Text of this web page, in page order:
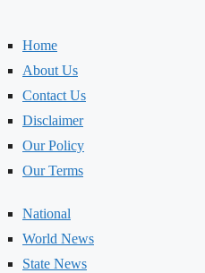
Home
About Us
Contact Us
Disclaimer
Our Policy
Our Terms
National
World News
State News